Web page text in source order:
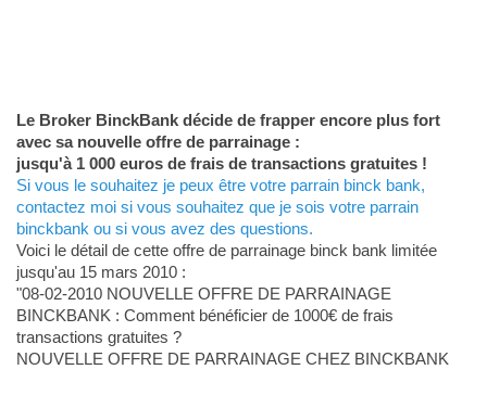
Le Broker BinckBank décide de frapper encore plus fort
avec sa nouvelle offre de parrainage :
jusqu'à 1 000 euros de frais de transactions gratuites !
Si vous le souhaitez je peux être votre parrain binck bank,
contactez moi si vous souhaitez que je sois votre parrain
binckbank ou si vous avez des questions.
Voici le détail de cette offre de parrainage binck bank limitée
jusqu'au 15 mars 2010 :
"08-02-2010 NOUVELLE OFFRE DE PARRAINAGE
BINCKBANK : Comment bénéficier de 1000€ de frais
transactions gratuites ?
NOUVELLE OFFRE DE PARRAINAGE CHEZ BINCKBANK